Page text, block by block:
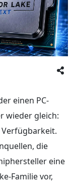
einen PC-
wieder gleich:
die
eine
Familie vor,